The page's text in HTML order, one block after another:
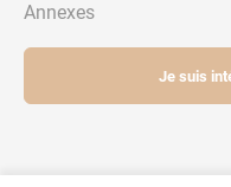
Annexes
Je suis